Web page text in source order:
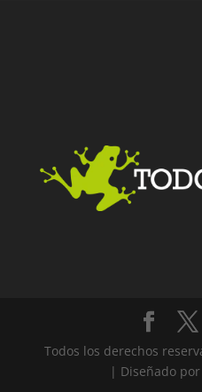
Todos los derechos
| Diseñado por
Facebook